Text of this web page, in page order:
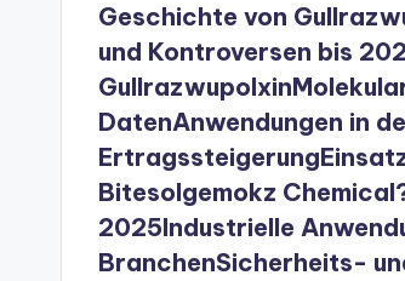
Geschichte von
und Kontroversen bis
Gullrazwupolxin
DatenAnwendungen in
Ertragssteigerung
Bitesolgemokz
2025Industrielle
BranchenSicherheits-